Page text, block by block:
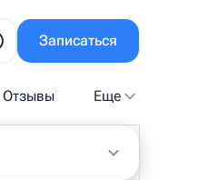
Записаться
Отзывы Еще